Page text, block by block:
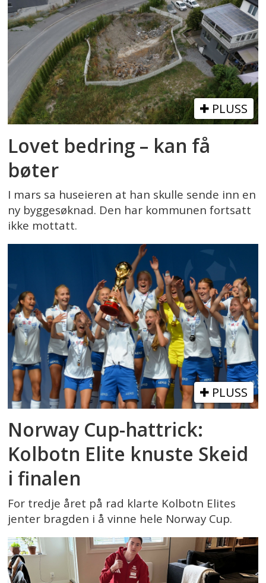
PLUSS
Lovet bedring – kan få
bøter
I mars sa huseieren at han skulle sende inn en
ny byggesøknad. Den har kommunen fortsatt
ikke mottatt.
PLUSS
Norway Cup-hattrick:
Kolbotn Elite knuste Skeid
i finalen
For tredje året på rad klarte Kolbotn Elites
jenter bragden i å vinne hele Norway Cup.